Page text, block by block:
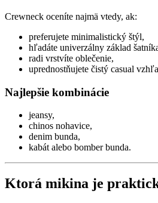
Crewneck oceníte najmä vtedy, ak:
preferujete minimalistický štýl,
hľadáte univerzálny základ
radi vrstvíte oblečenie,
uprednostňujete čistý casual
Najlepšie kombinácie
jeansy,
chinos nohavice,
denim bunda,
kabát alebo bomber bunda.
Ktorá mikina je